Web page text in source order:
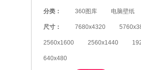
分类： 360图库 电脑壁纸
尺寸： 7680x4320
2560x1600 2560x1440
640x480